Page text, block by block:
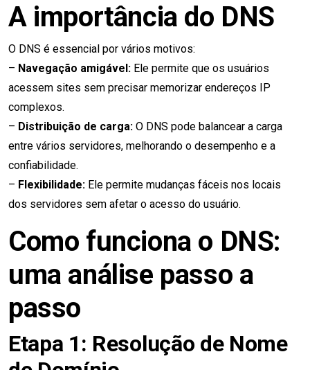
A importância do DNS
O DNS é essencial por vários motivos:
– Navegação amigável: Ele permite que os usuários
acessem sites sem precisar memorizar endereços IP
complexos.
– Distribuição de carga: O DNS pode balancear a carga
entre vários servidores, melhorando o desempenho e a
confiabilidade.
– Flexibilidade: Ele permite mudanças fáceis nos locais
dos servidores sem afetar o acesso do usuário.
Como funciona o DNS:
uma análise passo a
passo
Etapa 1: Resolução de Nome